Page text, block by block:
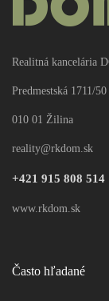
Realitná kancelária
Predmestská 1711/50
010 01 Žilina
reality@rkdom.sk
+421 915 808 514
www.rkdom.sk
Často hľadané